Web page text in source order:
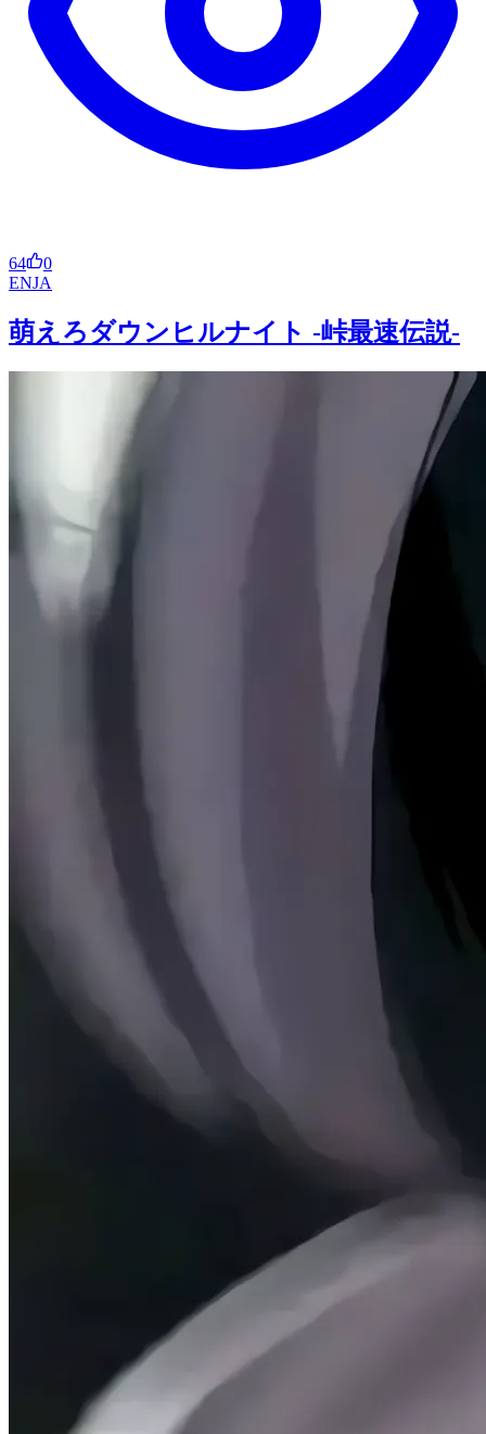
64
0
ENJA
萌えろダウンヒルナイト -峠最速伝説-